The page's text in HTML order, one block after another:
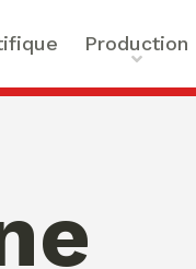
et
Production